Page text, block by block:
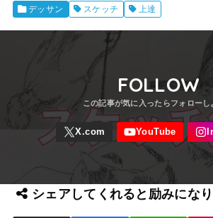
デッサン スケッチ 上達
FOLLOW
シェアしてくれると励みになり